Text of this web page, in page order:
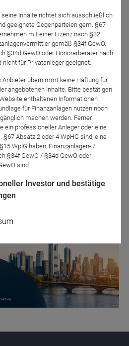
Investmentstrategie
noch?
diese Strategien erfolgreich
stellen wir Gunter Burgbacher,
Equity Select.
Webinar anmelden
seine Inhalte richtet sich ausschließlich
geeignete Gegenparteien gem. §67
mit einer Lizenz nach §32
gemäß §34f GewO,
§34d GewO oder Honorarberater nach
für Privatanleger geeignet.
Anbieter übernimmt keine Haftung für
angebotenen Inhalte. Bitte bestätigen
enthaltenen Informationen
für Finanzanlagen nutzen noch
machen werden. Ferner
ein professioneller Anleger oder eine
Absatz 2 oder 4 WpHG sind, eine
WpIG haben, Finanzanlagen- /
§34f GewO / §34d GewO oder
sind.
Investor und bestätige